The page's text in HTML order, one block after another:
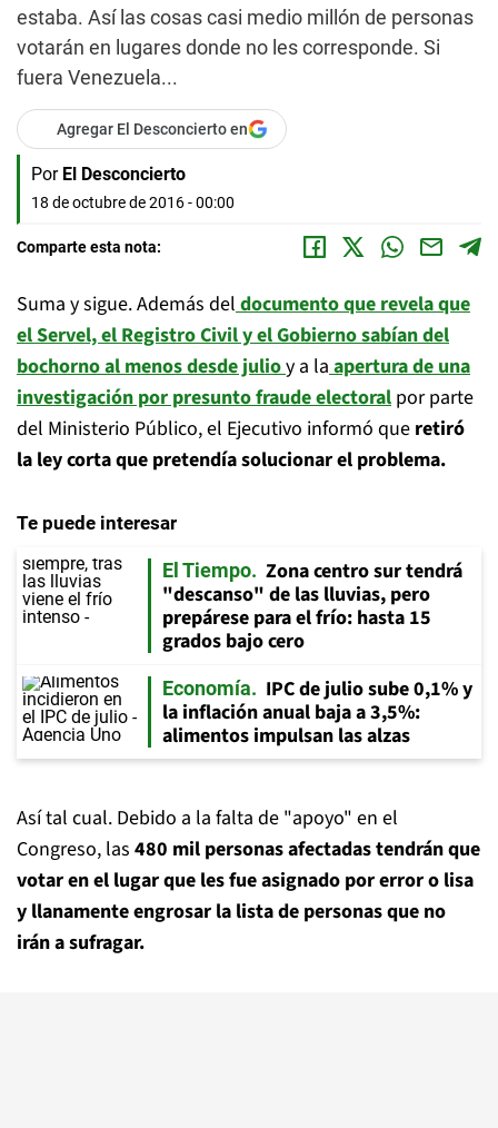
estaba. Así las cosas casi medio millón de personas
votarán en lugares donde no les corresponde. Si
fuera Venezuela...
Agregar El Desconcierto en
Por El Desconcierto
18 de octubre de 2016 - 00:00
Comparte esta nota:
Suma y sigue. Además deldocumento que revela que
el Servel, el Registro Civil y el Gobierno sabían del
bochorno al menos desde julioy a laapertura de una
investigación por presunto fraude electoral por parte
del Ministerio Público, el Ejecutivo informó que retiró
la ley corta que pretendía solucionar el problema.
Te puede interesar
El Tiempo
Zona centro sur tendrá
"descanso" de las lluvias, pero
prepárese para el frío: hasta 15
grados bajo cero
Economía
IPC de julio sube 0,1% y
la inflación anual baja a 3,5%:
alimentos impulsan las alzas
Así tal cual. Debido a la falta de "apoyo" en el
Congreso, las 480 mil personas afectadas tendrán que
votar en el lugar que les fue asignado por error o lisa
y llanamente engrosar la lista de personas que no
irán a sufragar.